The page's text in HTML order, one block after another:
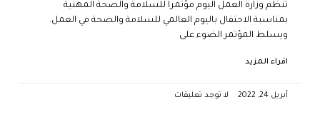
تنظم وزارة العمل اليوم مؤتمرا للسلامة والصحة المهنية
بمناسبة الاحتفال باليوم العالمي للسلامة والصحة في العمل.
ويسلط المؤتمر الضوء على
اقراء المزيد
أبريل 24, 2022 لا توجد تعليقات